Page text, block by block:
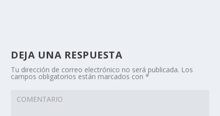
DEJA UNA RESPUESTA
Tu dirección de correo electrónico no será publicada. Los
campos obligatorios están marcados con*